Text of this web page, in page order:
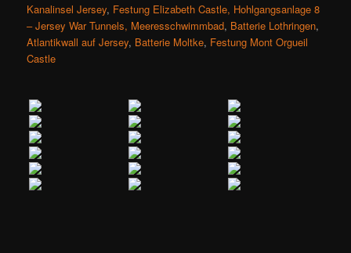
Kanalinsel Jersey, Festung Elizabeth Castle, Hohlgangsanlage 8
– Jersey War Tunnels, Meeresschwimmbad, Batterie Lothringen,
Atlantikwall auf Jersey, Batterie Moltke, Festung Mont Orgueil
Castle